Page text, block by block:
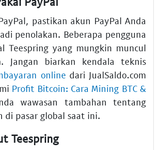
pastikan akun PayPal Anda
penolakan. Beberapa pengguna
Teespring yang mungkin muncul
biarkan kendala teknis
online dari JualSaldo.com
Profit Bitcoin: Cara Mining BTC &
wawasan tambahan tentang
di pasar global saat ini.
Teespring